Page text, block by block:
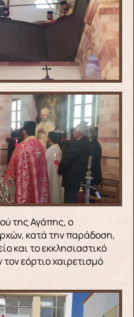
της Αγάπης, ο
κατά την παράδοση,
και το εκκλησιαστικό
εόρτιο χαιρετισμό